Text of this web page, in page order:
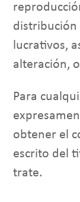
distribución
lucrativos,
alteración,
Para
obtener el
escrito del
trate.